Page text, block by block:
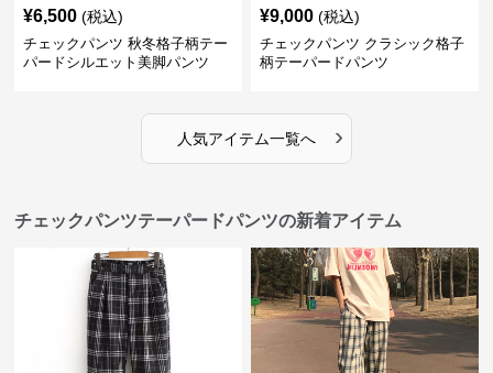
¥6,500 (税込)
チェックパンツ 秋冬格子柄テー
パードシルエット美脚パンツ
¥9,000 (税込)
チェックパンツ クラシック格子
柄テーパードパンツ
人気アイテム一覧へ ›
チェックパンツテーパードパンツの新着アイテム